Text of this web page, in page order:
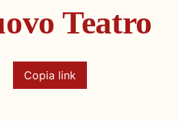
Teatro
Copia link